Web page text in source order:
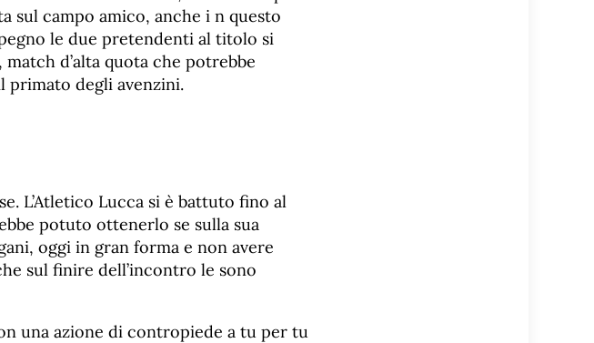
sul campo amico, anche i n questo
le due pretendenti al titolo si
d’alta quota che potrebbe
degli avenzini.
L’Atletico Lucca si è battuto fino al
potuto ottenerlo se sulla sua
oggi in gran forma e non avere
sul finire dell’incontro le sono
una azione di contropiede a tu per tu